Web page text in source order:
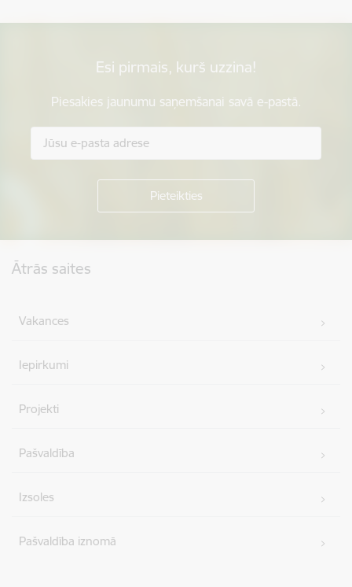
Esi pirmais, kurš uzzina!
Piesakies jaunumu saņemšanai savā e-pastā.
Ātrās saites
Vakances
Iepirkumi
Projekti
Pašvaldība
Izsoles
Pašvaldība iznomā